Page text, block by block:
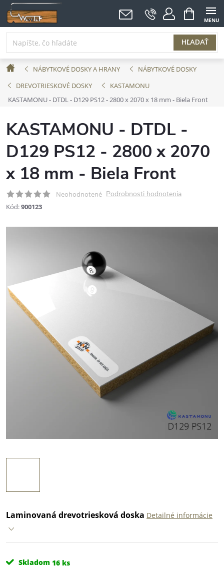
Prejsť
na
obsah
HĽADAŤ
NÁKUPNÝ
KOŠÍK
DomovNÁBYTKOVÉ DOSKY A HRANY
NÁBYTKOVÉ DOSKY
DREVOTRIESKOVÉ DOSKY
KASTAMONU
KASTAMONU - DTDL - D129 PS12 - 2800 x 2070 x 18 mm - Biela Front
KASTAMONU - DTDL -
D129 PS12 - 2800 x 2070
x 18 mm - Biela Front
Neohodnotené Podrobnosti hodnotenia
Kód:900123
Laminovaná drevotriesková doska Detailné informácie
Skladom 16 ks